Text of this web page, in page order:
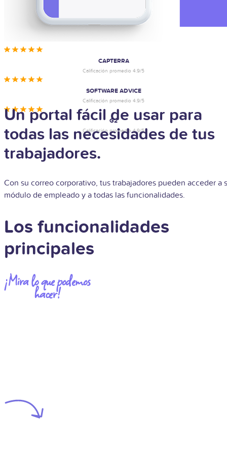
CAPTERRA
Calificación promedio 4.9/5
SOFTWARE ADVICE
Calificación promedio 4.9/5
G2
Calificación promedio 4.9/5
Un portal fácil de usar para
todas las necesidades de tus
trabajadores.
Con su correo corporativo, tus trabajadores pueden acceder a
módulo de empleado y a todas las funcionalidades.
Los funcionalidades
principales
¡Mira lo que podemos
hacer!